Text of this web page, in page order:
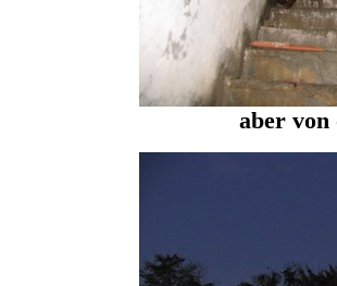
aber von